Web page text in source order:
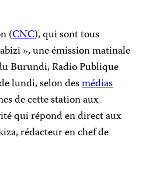
(CNC), qui sont tous
», une émission matinale
Burundi, Radio Publique
lundi, selon desmédias
de cette station aux
qui répond en direct aux
rédacteur en chef de